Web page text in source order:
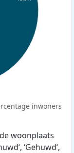
inwoners
woonplaats
‘Gehuwd‘,